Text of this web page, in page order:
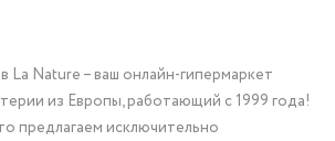
La Nature – ваш онлайн-гипермаркет
из Европы, работающий с 1999 года!
предлагаем исключительно